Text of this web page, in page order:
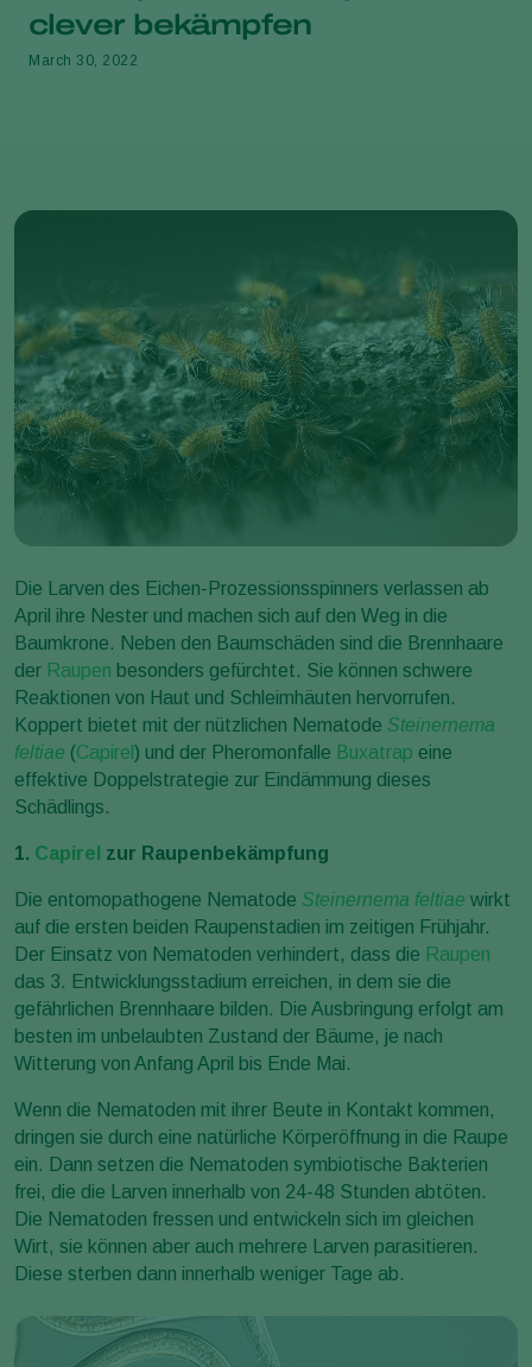
clever bekämpfen
March 30, 2022
Die Larven des Eichen-Prozessionsspinners verlassen ab
April ihre Nester und machen sich auf den Weg in die
Baumkrone. Neben den Baumschäden sind die Brennhaare
der Raupen besonders gefürchtet. Sie können schwere
Reaktionen von Haut und Schleimhäuten hervorrufen.
Koppert bietet mit der nützlichen Nematode Steinernema
feltiae (Capirel ) und der Pheromonfalle Buxatrap eine
effektive Doppelstrategie zur Eindämmung dieses
Schädlings.
1. Capirel zur Raupenbekämpfung
Die entomopathogene Nematode Steinernema feltiae wirkt
auf die ersten beiden Raupenstadien im zeitigen Frühjahr.
Der Einsatz von Nematoden verhindert, dass die Raupen
das 3. Entwicklungsstadium erreichen, in dem sie die
gefährlichen Brennhaare bilden. Die Ausbringung erfolgt am
besten im unbelaubten Zustand der Bäume, je nach
Witterung von Anfang April bis Ende Mai.
Wenn die Nematoden mit ihrer Beute in Kontakt kommen,
dringen sie durch eine natürliche Körperöffnung in die Raupe
ein. Dann setzen die Nematoden symbiotische Bakterien
frei, die die Larven innerhalb von 24-48 Stunden abtöten.
Die Nematoden fressen und entwickeln sich im gleichen
Wirt, sie können aber auch mehrere Larven parasitieren.
Diese sterben dann innerhalb weniger Tage ab.